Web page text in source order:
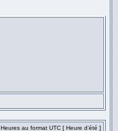
Heures au format UTC [ Heure d’été ]